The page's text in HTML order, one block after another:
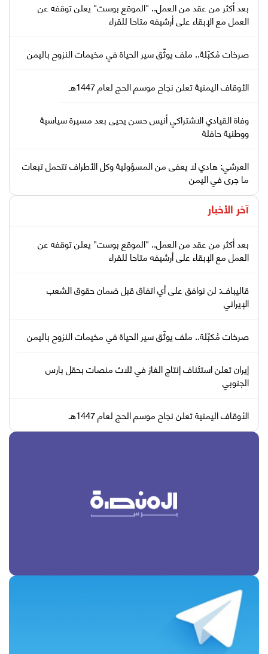
بعد أكثر من عقد من العمل.. "الموقع بوست" يعلن توقفه عن
العمل مع الإبقاء على أرشيفه متاحا للقراء
صرخات مُكبّلة.. ملف يوثّق سير الحياة في مخيمات النزوح باليمن
الأوقاف اليمنية تعلن نجاح موسم الحج لعام 1447هـ
وفاة القيادي الاشتراكي أنيس حسن يحيى بعد مسيرة سياسية
ووطنية حافلة
العرشي: هادي لا يعفى من المسؤولية وكل الأطراف تتحمل تبعات
ما جرى في اليمن
آخر الأخبار
بعد أكثر من عقد من العمل.. "الموقع بوست" يعلن توقفه عن
العمل مع الإبقاء على أرشيفه متاحا للقراء
قاليباف: لن نوافق على أي اتفاق قبل ضمان حقوق الشعب
الإيراني
صرخات مُكبّلة.. ملف يوثّق سير الحياة في مخيمات النزوح باليمن
إيران تعلن استئناف إنتاج الغاز في ثلاث منصات بحقل بارس
الجنوبي
الأوقاف اليمنية تعلن نجاح موسم الحج لعام 1447هـ